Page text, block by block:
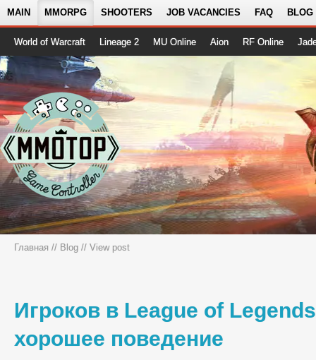
MAIN MMORPG SHOOTERS JOB VACANCIES FAQ BLOG
World of Warcraft Lineage 2 MU Online Aion RF Online
Главная // Blog // View post
Игроков в League of
хорошее поведение